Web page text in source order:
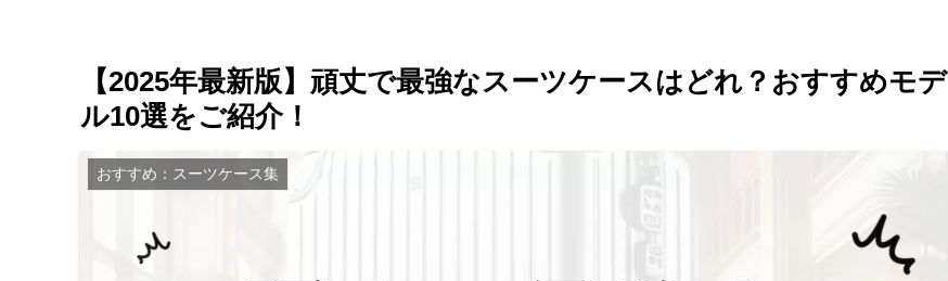
【2025年最新版】頑丈で最強なスーツケースはどれ？おすすめモデ
ル10選をご紹介！
おすすめ：スーツケース集